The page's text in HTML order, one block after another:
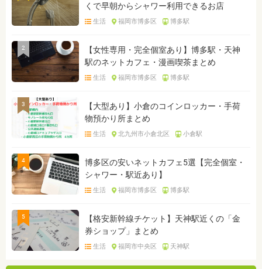
くで早朝からシャワー利用できるお店
生活 福岡市博多区 博多駅
2
【女性専用・完全個室あり】博多駅・天神
駅のネットカフェ・漫画喫茶まとめ
生活 福岡市博多区 博多駅
3
【大型あり】小倉のコインロッカー・手荷
物預かり所まとめ
生活 北九州市小倉北区 小倉駅
4
博多区の安いネットカフェ5選【完全個室・
シャワー・駅近あり】
生活 福岡市博多区 博多駅
5
【格安新幹線チケット】天神駅近くの「金
券ショップ」まとめ
生活 福岡市中央区 天神駅